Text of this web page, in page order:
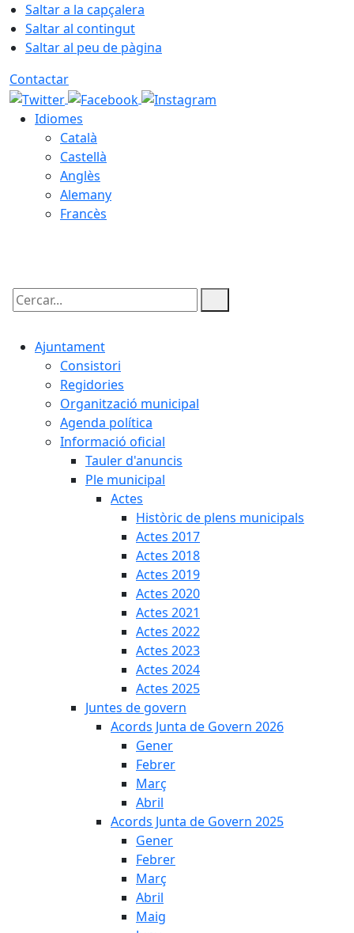
Saltar a la capçalera
Saltar al contingut
Saltar al peu de pàgina
Contactar
Idiomes
Català
Castellà
Anglès
Alemany
Francès
Cercar:
Ajuntament
Consistori
Regidories
Organització municipal
Agenda política
Informació oficial
Tauler d'anuncis
Ple municipal
Actes
Històric de plens municipals
Actes 2017
Actes 2018
Actes 2019
Actes 2020
Actes 2021
Actes 2022
Actes 2023
Actes 2024
Actes 2025
Juntes de govern
Acords Junta de Govern 2026
Gener
Febrer
Març
Abril
Acords Junta de Govern 2025
Gener
Febrer
Març
Abril
Maig